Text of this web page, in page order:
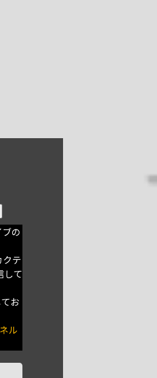
の
クテ
して
お
ル